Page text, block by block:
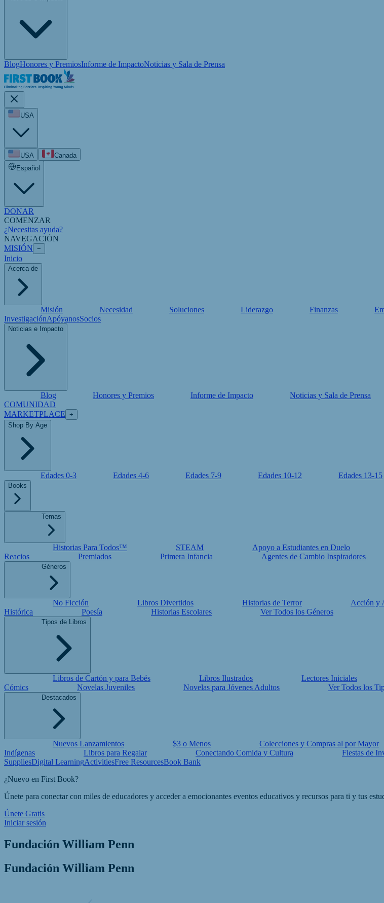
BlogHonores y PremiosInforme de ImpactoNoticias y Sala de Prensa
USA
USA
Canada
Español
DONAR
COMENZAR
¿Necesitas ayuda?
NAVEGACIÓN
MISIÓN −
Inicio
Acerca de
Misión Necesidad Soluciones Liderazgo Finanzas
InvestigaciónApóyanosSocios
Noticias e Impacto
Blog Honores y Premios Informe de Impacto
Noticias y Sala de Prensa
COMUNIDAD
MARKETPLACE +
Shop By Age
Edades 0-3 Edades 4-6 Edades 7-9 Edades 10-12 Edades 13-15
Books
Temas
Historias Para Todos™ STEAM Apoyo a Estudiantes en Duelo
Reacios
Premiados Primera Infancia Agentes de Cambio Inspiradores
Géneros
No Ficción Libros Divertidos Historias de Terror Acción y
Histórica
Poesía Historias Escolares Ver Todos los Géneros
Tipos de Libros
Libros de Cartón y para Bebés Libros Ilustrados Lectores Iniciales
Cómics
Novelas Juveniles Novelas para Jóvenes Adultos Ver Todos los
Destacados
Nuevos Lanzamientos $3 o Menos Colecciones y Compras al por Mayor
Indígenas
Libros para Regalar Conectando Comida y Cultura
Fiestas de
SuppliesDigital LearningActivitiesFree ResourcesBook Bank
¿Nuevo en First Book?
Únete para conectar con miles de educadores y acceder a emocionantes eventos educativos y recursos para ti y tus
Únete Gratis
Iniciar sesión
Fundación William Penn
Fundación William Penn